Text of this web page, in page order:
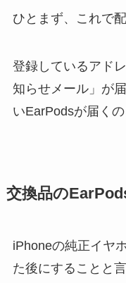
ひとまず、これで
登録しているアド
知らせメール」が
いEarPodsが届く
交換品の
iPhoneの純正イヤ
た後にすることと